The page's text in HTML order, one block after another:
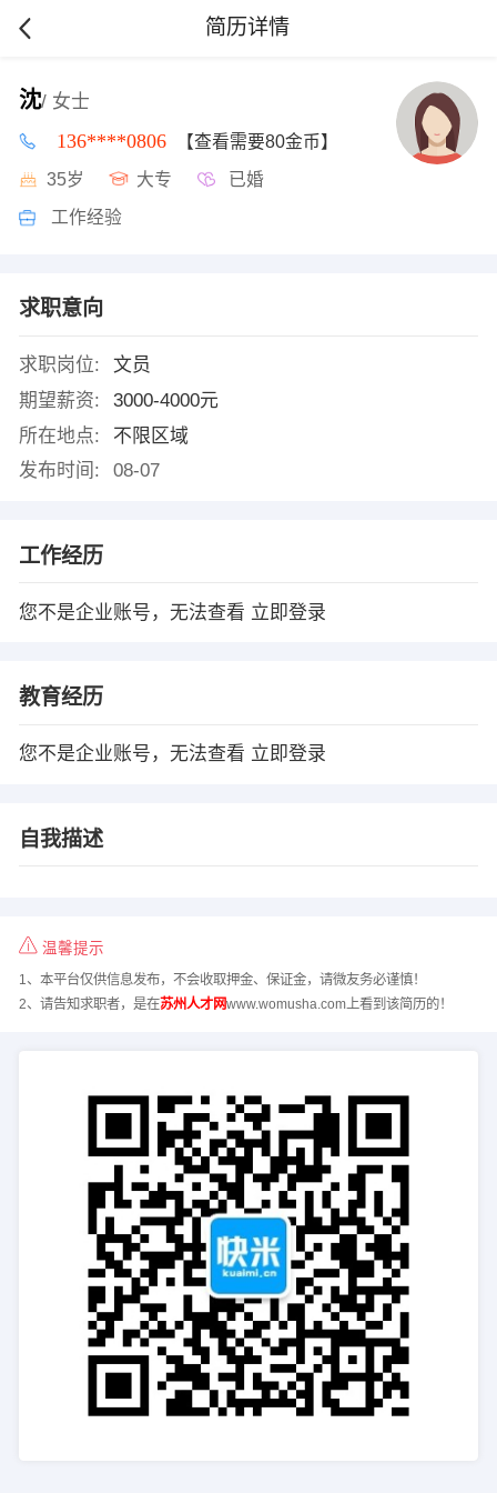
简历详情
沈/ 女士
136****0806 【查看需要80金币】
35岁 大专 已婚
工作经验
求职意向
求职岗位:
文员
期望薪资:
3000-4000元
所在地点:
不限区域
发布时间:
08-07
工作经历
您不是企业账号，无法查看 立即登录
教育经历
您不是企业账号，无法查看 立即登录
自我描述
温馨提示
1、本平台仅供信息发布，不会收取押金、保证金，请微友务必谨慎！
2、请告知求职者，是在苏州人才网www.womusha.com上看到该简历的！